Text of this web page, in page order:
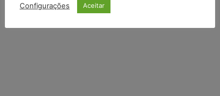
Configurações Aceitar